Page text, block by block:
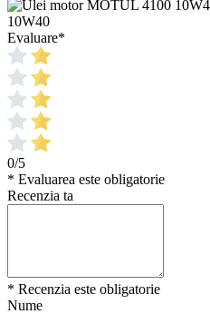
10W40
Evaluare*
0/5
* Evaluarea este obligatorie
Recenzia ta
* Recenzia este obligatorie
Nume